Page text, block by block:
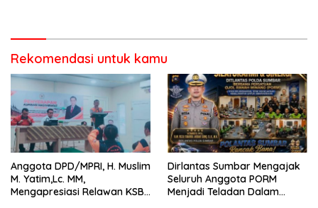
Rekomendasi untuk kamu
Anggota DPD/MPRI, H. Muslim
M. Yatim,Lc. MM,
Mengapresiasi Relawan KSB
Dirlantas Sumbar Mengajak
Seluruh Anggota PORM
Menjadi Teladan Dalam